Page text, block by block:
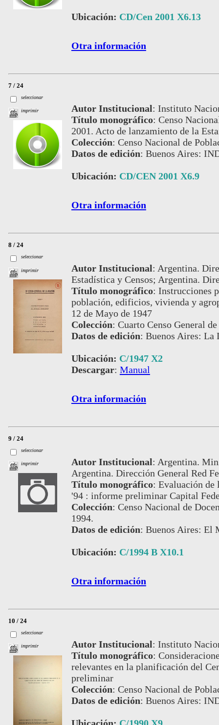
Ubicación: CD/Cen 2001 X6.13
Otra información
7 / 24
seleccionar
imprimir Autor Institucional: Instituto
Título monográfico: Censo
2001. Acto de lanzamiento de la
Colección: Censo Nacional de
Datos de edición: Buenos Aires:
Ubicación: CD/CEN 2001 X6.9
Otra información
8 / 24
seleccionar
imprimir Autor Institucional: Argentina.
Estadística y Censos; Argentina.
Título monográfico: Instrucciones
población, edificios, vivienda y
12 de Mayo de 1947
Colección: Cuarto Censo General
Datos de edición: Buenos Aires: La
Ubicación: C/1947 X2
Descargar: Manual
Otra información
9 / 24
seleccionar
imprimir Autor Institucional: Argentina.
Argentina. Dirección General Red
Título monográfico: Evaluación de
'94 : informe preliminar Capital
Colección: Censo Nacional de
1994.
Datos de edición: Buenos Aires: El
Ubicación: C/1994 B X10.1
Otra información
10 / 24
seleccionar
imprimir Autor Institucional: Instituto
Título monográfico:
relevantes en la planificación del
preliminar
Colección: Censo Nacional de
Datos de edición: Buenos Aires: